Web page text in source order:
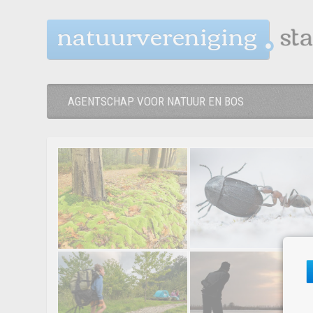
natuurvereniging
AGENTSCHAP VOOR NATUUR EN BOS